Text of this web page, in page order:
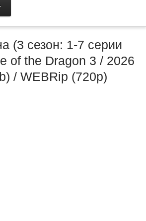
(3 сезон: 1-7 серии
of the Dragon 3 / 2026
/ WEBRip (720р)